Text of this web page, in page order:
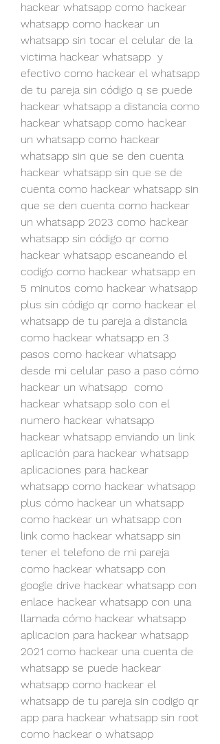
hackear whatsapp como hackear
whatsapp como hackear un
whatsapp sin tocar el celular de la
victima hackear whatsapp  y
efectivo como hackear el whatsapp
de tu pareja sin código q se puede
hackear whatsapp a distancia como
hackear whatsapp como hackear
un whatsapp como hackear
whatsapp sin que se den cuenta
hackear whatsapp sin que se de
cuenta como hackear whatsapp sin
que se den cuenta como hackear
un whatsapp 2023 como hackear
whatsapp sin código qr como
hackear whatsapp escaneando el
codigo como hackear whatsapp en
5 minutos como hackear whatsapp
plus sin código qr como hackear el
whatsapp de tu pareja a distancia
como hackear whatsapp en 3
pasos como hackear whatsapp
desde mi celular paso a paso cómo
hackear un whatsapp  como
hackear whatsapp solo con el
numero hackear whatsapp
hackear whatsapp enviando un link
aplicación para hackear whatsapp
aplicaciones para hackear
whatsapp como hackear whatsapp
plus cómo hackear un whatsapp
como hackear un whatsapp con
link como hackear whatsapp sin
tener el telefono de mi pareja
como hackear whatsapp con
google drive hackear whatsapp con
enlace hackear whatsapp con una
llamada cómo hackear whatsapp
aplicacion para hackear whatsapp
2021 como hackear una cuenta de
whatsapp se puede hackear
whatsapp como hackear el
whatsapp de tu pareja sin codigo qr
app para hackear whatsapp sin root
como hackear o whatsapp